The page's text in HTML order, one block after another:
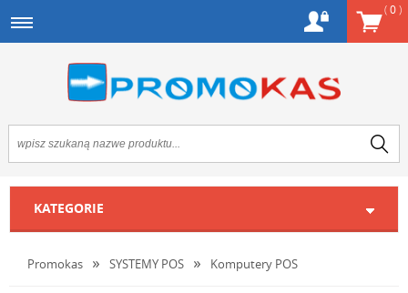
(0)
KATEGORIE
Promokas SYSTEMY POS Komputery POS